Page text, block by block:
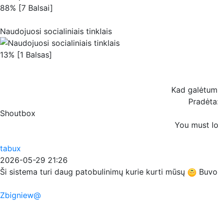
88% [7 Balsai]
Naudojuosi socialiniais tinklais
13% [1 Balsas]
Kad
Shoutbox
You must
tabux
2026-05-29 21:26
Ši sistema turi daug patobulinimų kurie kurti mūsų
Zbigniew@